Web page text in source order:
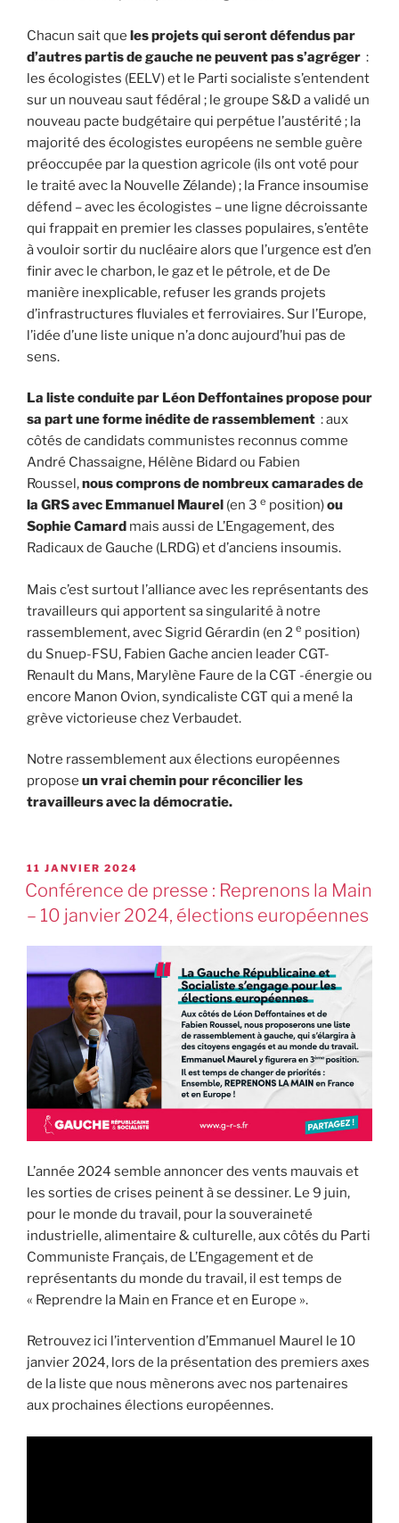
Chacun sait que les projets qui seront défendus par
d’autres partis de gauche ne peuvent pas s’agréger :
les écologistes (EELV) et le Parti socialiste s’entendent
sur un nouveau saut fédéral ; le groupe S&D a validé un
nouveau pacte budgétaire qui perpétue l’austérité ; la
majorité des écologistes européens ne semble guère
préoccupée par la question agricole (ils ont voté pour
le traité avec la Nouvelle Zélande) ; la France insoumise
défend – avec les écologistes – une ligne décroissante
qui frappait en premier les classes populaires, s’entête
à vouloir sortir du nucléaire alors que l’urgence est d’en
finir avec le charbon, le gaz et le pétrole, et de De
manière inexplicable, refuser les grands projets
d’infrastructures fluviales et ferroviaires. Sur l’Europe,
l’idée d’une liste unique n’a donc aujourd’hui pas de
sens.
La liste conduite par Léon Deffontaines propose pour
sa part une forme inédite de rassemblement : aux
côtés de candidats communistes reconnus comme
André Chassaigne, Hélène Bidard ou Fabien
Roussel,nous comprons de nombreux camarades de
la GRS avec Emmanuel Maurel (en 3 e position)ou
Sophie Camard mais aussi de L’Engagement, des
Radicaux de Gauche (LRDG) et d’anciens insoumis.
Mais c’est surtout l’alliance avec les représentants des
travailleurs qui apportent sa singularité à notre
rassemblement, avec Sigrid Gérardin (en 2 e position)
du Snuep-FSU, Fabien Gache ancien leader CGT-
Renault du Mans, Marylène Faure de la CGT -énergie ou
encore Manon Ovion, syndicaliste CGT qui a mené la
grève victorieuse chez Verbaudet.
Notre rassemblement aux élections européennes
propose un vrai chemin pour réconcilier les
travailleurs avec la démocratie.
11 JANVIER 2024
Conférence de presse : Reprenons la Main
– 10 janvier 2024, élections européennes
L’année 2024 semble annoncer des vents mauvais et
les sorties de crises peinent à se dessiner. Le 9 juin,
pour le monde du travail, pour la souveraineté
industrielle, alimentaire & culturelle, aux côtés du Parti
Communiste Français, de L’Engagement et de
représentants du monde du travail, il est temps de
« Reprendre la Main en France et en Europe ».
Retrouvez ici l’intervention d’Emmanuel Maurel le 10
janvier 2024, lors de la présentation des premiers axes
de la liste que nous mènerons avec nos partenaires
aux prochaines élections européennes.